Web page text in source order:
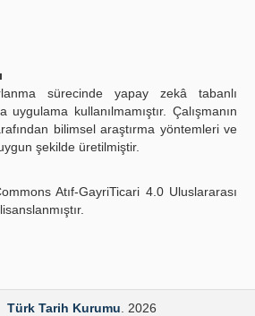
sürecinde yapay zekâ tabanlı
kullanılmamıştır. Çalışmanın
bilimsel araştırma yöntemleri ve
şekilde üretilmiştir.
Atıf-GayriTicari 4.0 Uluslararası
Türk Tarih Kurumu . 2026